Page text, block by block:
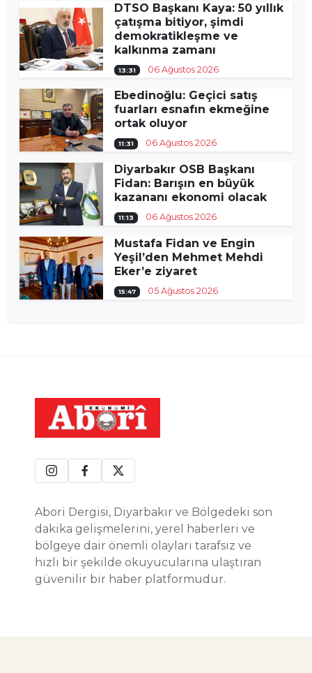
DTSO Başkanı Kaya: 50 yıllık
çatışma bitiyor, şimdi
demokratikleşme ve
kalkınma zamanı
13:31 06 Ağustos 2026
Ebedinoğlu: Geçici satış
fuarları esnafın ekmeğine
ortak oluyor
11:31 06 Ağustos 2026
Diyarbakır OSB Başkanı
Fidan: Barışın en büyük
kazananı ekonomi olacak
11:13 06 Ağustos 2026
Mustafa Fidan ve Engin
Yeşil’den Mehmet Mehdi
Eker’e ziyaret
15:47 05 Ağustos 2026
Abori Dergisi, Diyarbakır ve Bölgedeki son
dakika gelişmelerini, yerel haberleri ve
bölgeye dair önemli olayları tarafsız ve
hızlı bir şekilde okuyucularına ulaştıran
güvenilir bir haber platformudur.